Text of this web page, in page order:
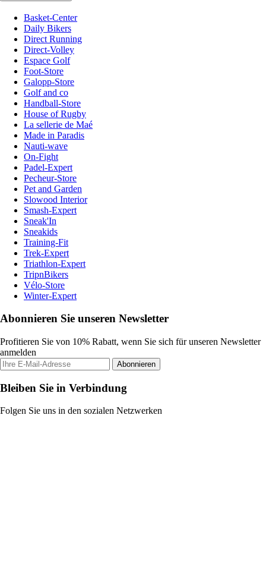
Basket-Center
Daily Bikers
Direct Running
Direct-Volley
Espace Golf
Foot-Store
Galopp-Store
Golf and co
Handball-Store
House of Rugby
La sellerie de Maé
Made in Paradis
Nauti-wave
On-Fight
Padel-Expert
Pecheur-Store
Pet and Garden
Slowood Interior
Smash-Expert
Sneak'In
Sneakids
Training-Fit
Trek-Expert
Triathlon-Expert
TripnBikers
Vélo-Store
Winter-Expert
Abonnieren Sie unseren Newsletter
Profitieren Sie von 10% Rabatt, wenn Sie sich für unseren Newsletter
anmelden
Abonnieren
Bleiben Sie in Verbindung
Folgen Sie uns in den sozialen Netzwerken